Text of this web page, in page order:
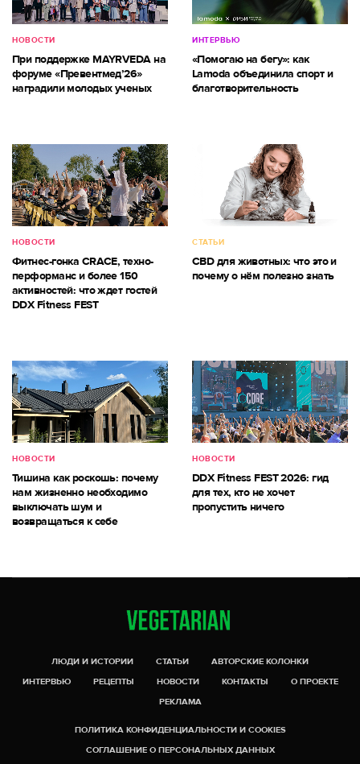
НОВОСТИ
При поддержке MAYRVEDA на
форуме «Превентмед’26»
наградили молодых ученых
ИНТЕРВЬЮ
«Помогаю на бегу»: как
Lamoda объединила спорт и
благотворительность
НОВОСТИ
Фитнес-гонка CRACE, техно-
перформанс и более 150
активностей: что ждет гостей
DDX Fitness FEST
СТАТЬИ
CBD для животных: что это и
почему о нём полезно знать
НОВОСТИ
Тишина как роскошь: почему
нам жизненно необходимо
выключать шум и
возвращаться к себе
НОВОСТИ
DDX Fitness FEST 2026: гид
для тех, кто не хочет
пропустить ничего
ЛЮДИ И ИСТОРИИ СТАТЬИ
АВТОРСКИЕ КОЛОНКИ
ИНТЕРВЬЮ
РЕЦЕПТЫ НОВОСТИ КОНТАКТЫ
О ПРОЕКТЕ
РЕКЛАМА
ПОЛИТИКА КОНФИДЕНЦИАЛЬНОСТИ И COOKIES
СОГЛАШЕНИЕ О ПЕРСОНАЛЬНЫХ ДАННЫХ